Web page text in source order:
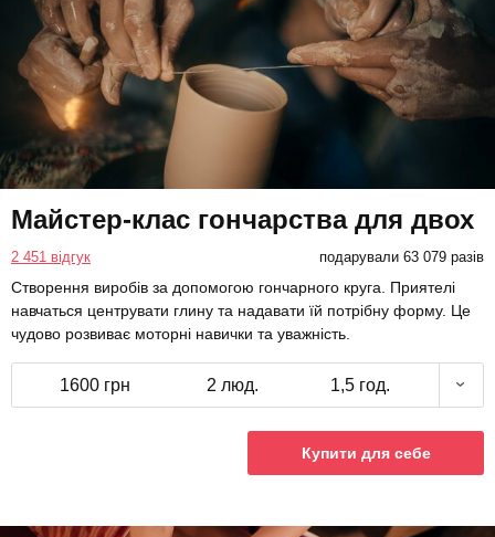
Майстер-клас гончарства для двох
2 451 відгук подарували 63 079 разів
Створення виробів за допомогою гончарного круга. Приятелі
навчаться центрувати глину та надавати їй потрібну форму. Це
чудово розвиває моторні навички та уважність.
1600 грн 2 люд. 1,5 год.
Купити для себе